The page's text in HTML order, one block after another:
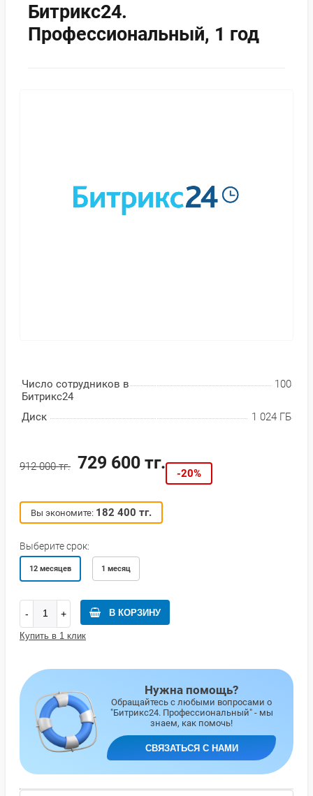
Битрикс24.
Профессиональный, 1 год
Число сотрудников в
Битрикс24
100
Диск 1 024 ГБ
912 000 тг. 729 600 тг.
-20%
Вы экономите: 182 400 тг.
Выберите срок:
12 месяцев 1 месяц
В КОРЗИНУ
Купить в 1 клик
Нужна помощь?
Обращайтесь с любыми вопросами о
"Битрикс24. Профессиональный" - мы
знаем, как помочь!
СВЯЗАТЬСЯ С НАМИ
Предложения